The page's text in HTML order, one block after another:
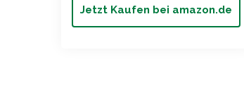
Jetzt Kaufen bei amazon.de